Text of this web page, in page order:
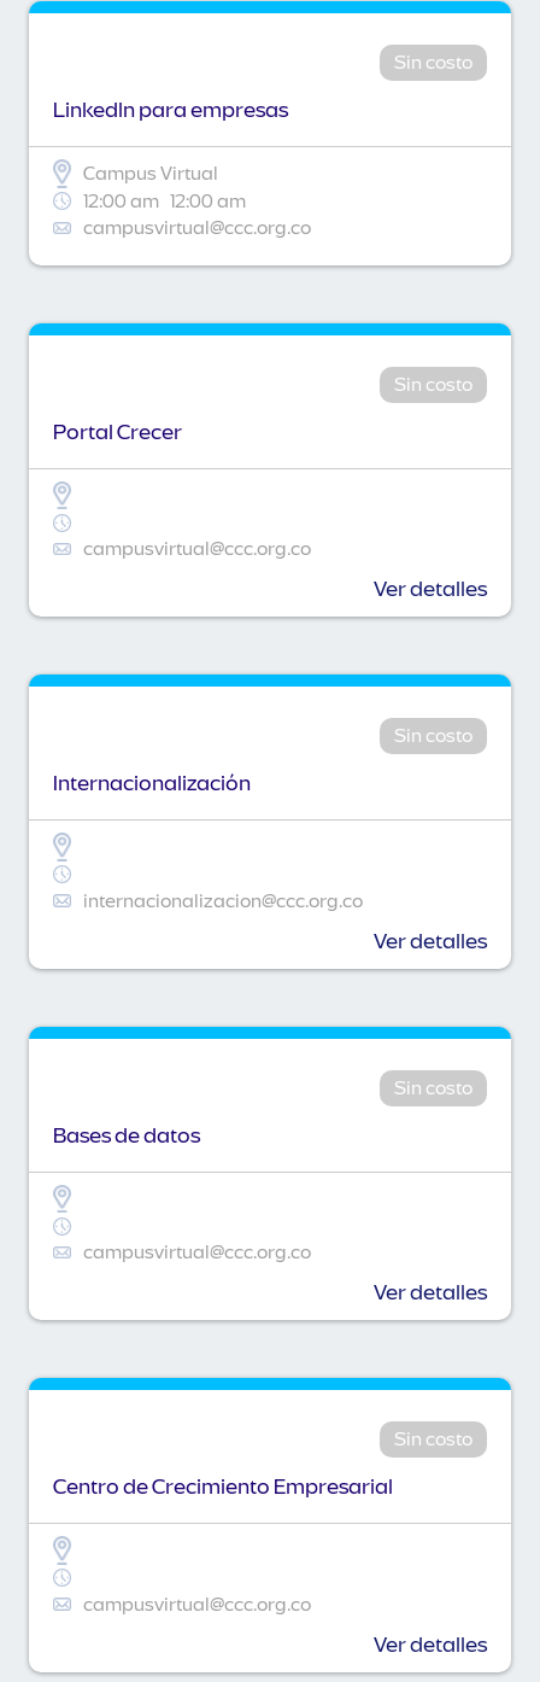
Sin costo
Linkedln para empresas
Campus Virtual
12:00 am 12:00 am
campusvirtual@ccc.org.co
Sin costo
Portal Crecer
campusvirtual@ccc.org.co
Ver detalles
Sin costo
Internacionalización
internacionalizacion@ccc.org.co
Ver detalles
Sin costo
Bases de datos
campusvirtual@ccc.org.co
Ver detalles
Sin costo
Centro de Crecimiento Empresarial
campusvirtual@ccc.org.co
Ver detalles